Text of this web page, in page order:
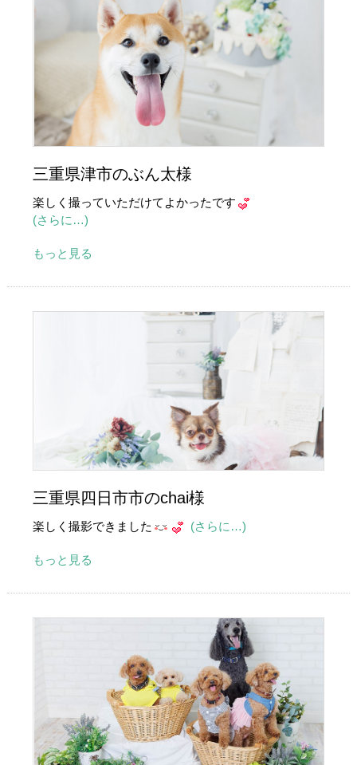
三重県津市のぶん太様
楽しく撮っていただけてよかったです
(さらに…)
もっと見る
三重県四日市市のchai様
楽しく撮影できました (さらに…)
もっと見る